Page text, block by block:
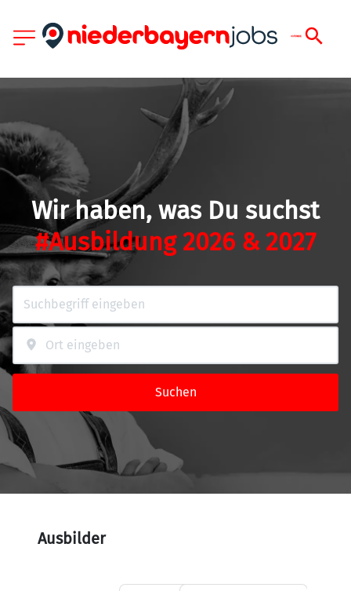
Wir haben, was Du suchst
#Ausbildung 2026 & 2027
Suchen
Ausbilder